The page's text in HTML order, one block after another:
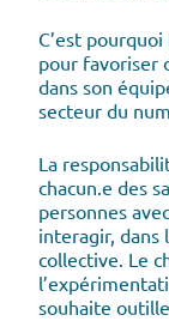
C’est
pour favoriser
dans son
secteur du
La
chacun.e des
personnes
interagir, dans
collective. Le
souhaite